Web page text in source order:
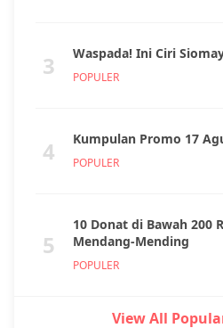
3 Waspada! Ini Ciri
POPULER
4 Kumpulan Promo 17
POPULER
5
10 Donat di Bawah 200
Mendang-Mending
POPULER
View All